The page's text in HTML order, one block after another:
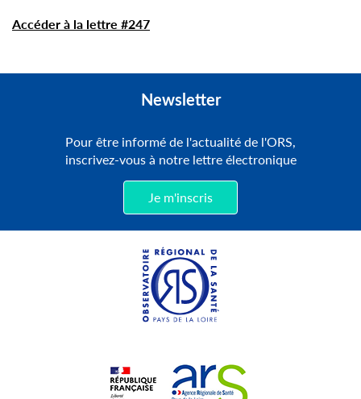
Accéder à la lettre #247
Newsletter
Pour être informé de l'actualité de l'ORS,
inscrivez-vous à notre lettre électronique
Je m'inscris